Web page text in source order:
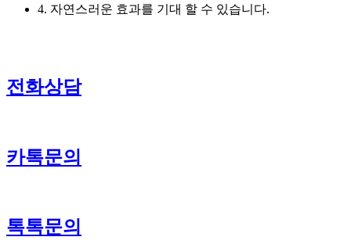
4. 자연스러운 효과를 기대 할 수 있습니다.
전화상담
카톡문의
톡톡문의